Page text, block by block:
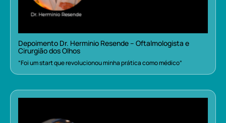
Depoimento Dr. Herminio Resende – Oftalmologista e
Cirurgião dos Olhos
“Foi um start que revolucionou minha prática como médico”